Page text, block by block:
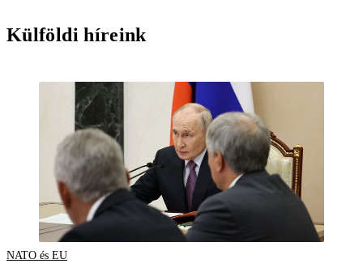
Külföldi híreink
NATO és EU